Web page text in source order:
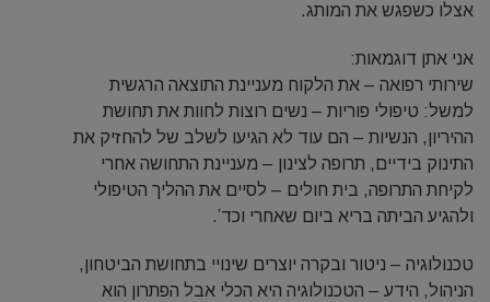
אצלו כשפגש את המותג.
אני אתן דוגמאות:
שירותי רפואה – את הלקוח מעניינת התוצאה הרגשית
למשל: טיפולי פוריות – נשים רוצות לחוות את תחושת
ההיריון, הנשיות – הם עוד לא הגיעו לשלב של להחזיק את
התינוק בידיים, תרופה לצינון – מעניינת התחושה אחרי
לקיחת התרופה, בית חולים – לסיים את ההליך הטיפולי
ולהגיע הביתה בריא ביום שאחרי וכד’.
טכנולוגיה – ניטור ובקרה יוצרים שינויי בתחושת הביטחון,
הניהול, הידע – הטכנולוגיה היא הכלי אבל הפתרון הוא